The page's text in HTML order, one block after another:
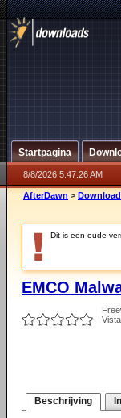
Startpagina
8/8/2026 5:47:26 AM
AfterDawn >
Dit is een oude
EMCO
Beschrijving